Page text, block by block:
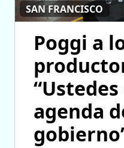
SAN FRANCISCO
Poggi a
agenda